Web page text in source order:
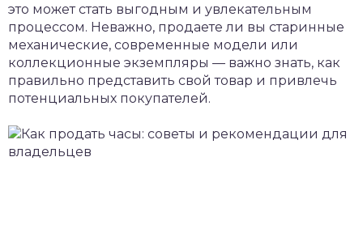
это может стать выгодным и увлекательным
процессом. Неважно, продаете ли вы старинные
механические, современные модели или
коллекционные экземпляры — важно знать, как
правильно представить свой товар и привлечь
потенциальных покупателей.